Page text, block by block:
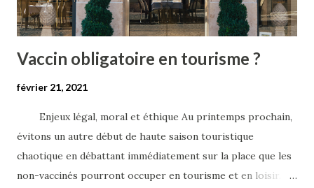
Vaccin obligatoire en tourisme ?
février 21, 2021
Enjeux légal, moral et éthique Au printemps prochain,
évitons un autre début de haute saison touristique
chaotique en débattant immédiatement sur la place que les
non-vaccinés pourront occuper en tourisme et en loisir.